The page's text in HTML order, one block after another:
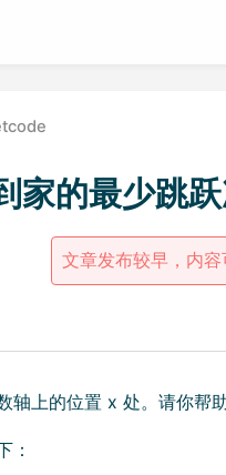
家的最少跳
文章发布较早，内容
轴上的位置 x 处。请你帮
：